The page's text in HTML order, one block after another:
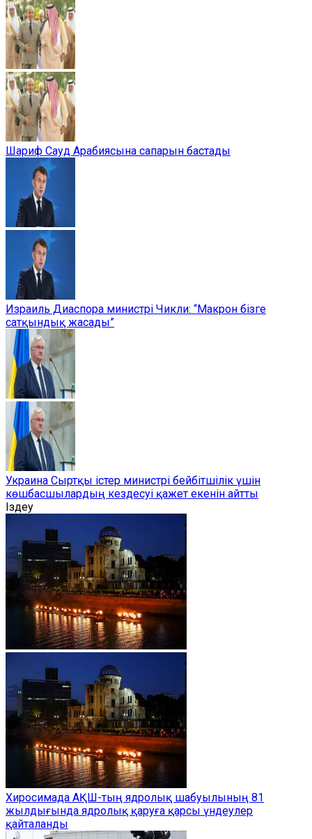
Шариф Сауд Арабиясына сапарын бастады
Израиль Диаспора министрі Чикли: “Макрон бізге
сатқындық жасады”
Украина Сыртқы істер министрі бейбітшілік үшін
көшбасшылардың кездесуі қажет екенін айтты
Іздеу
Хиросимада АҚШ-тың ядролық шабуылының 81
жылдығында ядролық қаруға қарсы үндеулер
қайталанды